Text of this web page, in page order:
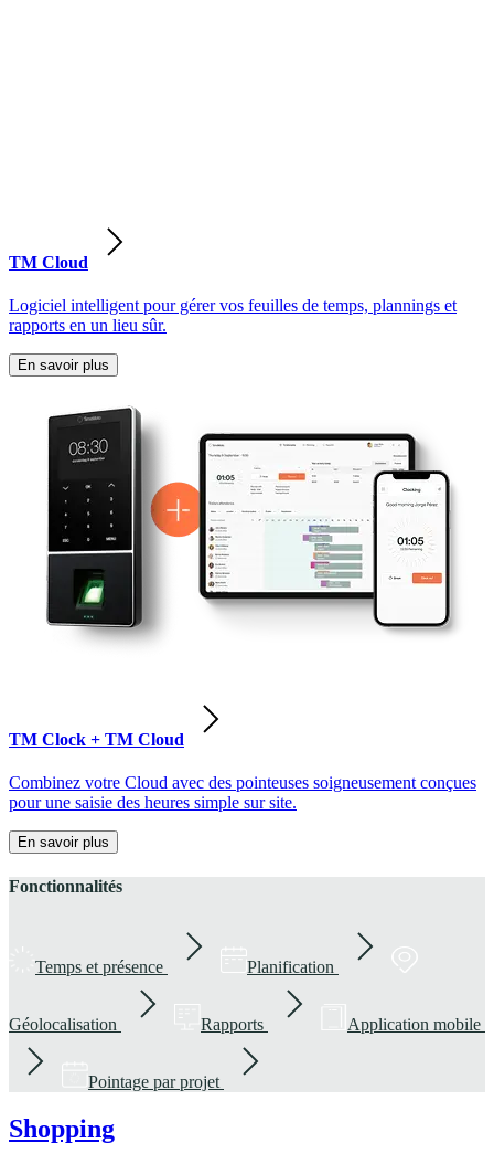
TM Cloud
Logiciel intelligent pour gérer vos feuilles de temps, plannings et
rapports en un lieu sûr.
En savoir plus
TM Clock + TM Cloud
Combinez votre Cloud avec des pointeuses soigneusement conçues
pour une saisie des heures simple sur site.
En savoir plus
Fonctionnalités
Temps et présence Planification
Géolocalisation Rapports Application mobile
Pointage par projet
Shopping